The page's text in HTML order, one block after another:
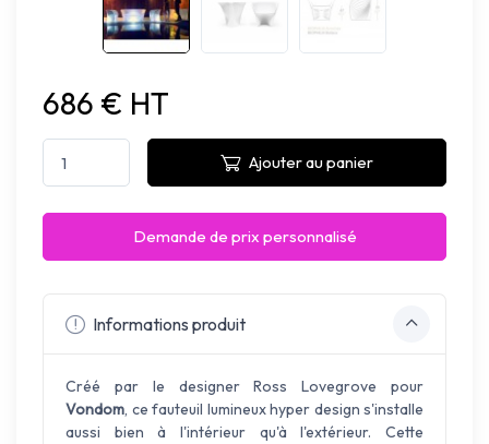
686 € HT
Ajouter au panier
Demande de prix personnalisé
Informations produit
Créé par le designer Ross Lovegrove pour
Vondom, ce fauteuil lumineux hyper design s'installe
aussi bien à l'intérieur qu'à l'extérieur. Cette